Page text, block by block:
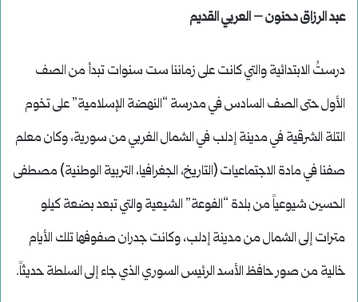
عبد الرزاق دحنون – العربي القديم
درستُ الابتدائية والتي كانت على زماننا ست سنوات تبدأ من الصف
الأول حتى الصف السادس في مدرسة “النهضة الإسلامية” على تخوم
التلة الشرقية في مدينة إدلب في الشمال الغربي من سورية، وكان معلم
صفنا في مادة الاجتماعيات (التاريخ، الجغرافيا، التربية الوطنية) مصطفى
الحسين شيوعياً من بلدة “الفوعة” الشيعية والتي تبعد بضعة كيلو
مترات إلى الشمال من مدينة إدلب، وكانت جدران صفوفها تلك الأيام
خالية من صور حافظ الأسد الرئيس السوري الذي جاء إلى السلطة حديثاً.